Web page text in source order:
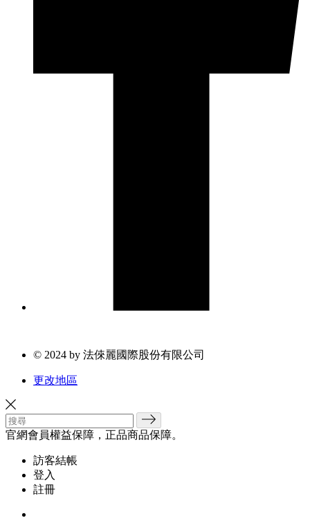
© 2024 by 法倈麗國際股份有限公司
更改地區
官網會員權益保障，正品商品保障。
訪客結帳
登入
註冊